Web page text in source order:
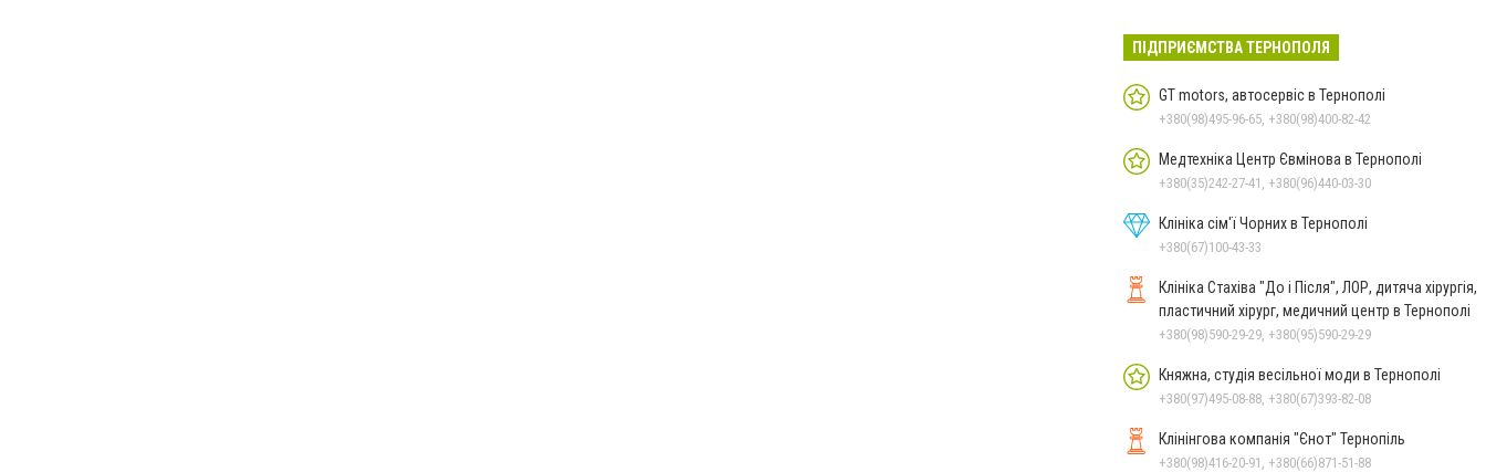
ПІДПРИЄМСТВА ТЕРНОПОЛЯ
GT motors, автосервіс в Тернополі
+380(98)495-96-65, +380(98)400-82-42
Медтехніка Центр Євмінова в Тернополі
+380(35)242-27-41, +380(96)440-03-30
Клініка сім'ї Чорних в Тернополі
+380(67)100-43-33
Клініка Стахіва "До і Після", ЛОР, дитяча хірургія,
пластичний хірург, медичний центр в Тернополі
+380(98)590-29-29, +380(95)590-29-29
Княжна, студія весільної моди в Тернополі
+380(97)495-08-88, +380(67)393-82-08
Клінінгова компанія "Єнот" Тернопіль
+380(98)416-20-91, +380(66)871-51-88